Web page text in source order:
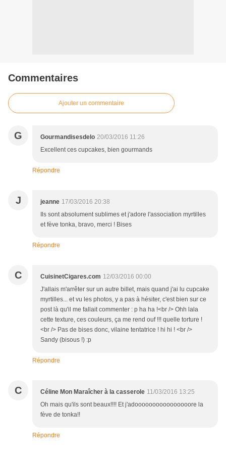
Commentaires
Ajouter un commentaire
G Gourmandisesdelo 20/03/2016 11:26
Excellent ces cupcakes, bien gourmands
Répondre
J jeanne 17/03/2016 20:38
Ils sont absolument sublimes et j'adore l'association myrtilles
et fève tonka, bravo, merci ! Bises
Répondre
C CuisinetCigares.com 12/03/2016 00:00
J'allais m'arrêter sur un autre billet, mais quand j'ai lu cupcake
myrtilles... et vu les photos, y a pas à hésiter, c'est bien sur ce
post là qu'il me fallait commenter : p ha ha !<br /> Ohh lala
cette texture, ces couleurs, ça me rend ouf !!! quelle torture !
<br /> Pas de bises donc, vilaine tentatrice ! hi hi ! <br />
Sandy (bisous !) :p
Répondre
C Céline Mon Maraîcher à la casserole 11/03/2016 13:25
Oh mais qu'ils sont beaux!!!! Et j'adoooooooooooooooore la
fève de tonka!!
Répondre